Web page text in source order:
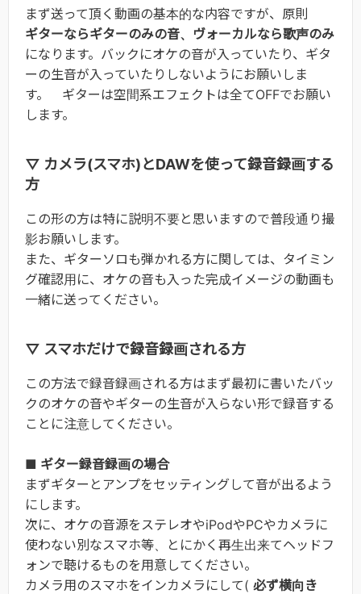
まず送って頂く動画の基本的な内容ですが、原則
ギターならギターのみの音、ヴォーカルなら歌声のみ
になります。バックにオケの音が入っていたり、ギタ
ーの生音が入っていたりしないようにお願いしま
す。 ギターは空間系エフェクトは全てOFFでお願い
します。
▽ カメラ(スマホ)とDAWを使って録音録画する
方
この形の方は特に説明不要と思いますので普段通り撮
影お願いします。
また、ギターソロも弾かれる方に関しては、タイミン
グ確認用に、オケの音も入った完成イメージの動画も
一緒に送ってください。
▽ スマホだけで録音録画される方
この方法で録音録画される方はまず最初に書いたバッ
クのオケの音やギターの生音が入らない形で録音する
ことに注意してください。
■ ギター録音録画の場合
まずギターとアンプをセッティングして音が出るよう
にします。
次に、オケの音源をステレオやiPodやPCやカメラに
使わない別なスマホ等、とにかく再生出来てヘッドフ
ォンで聴けるものを用意してください。
カメラ用のスマホをインカメラにして( 必ず横向き